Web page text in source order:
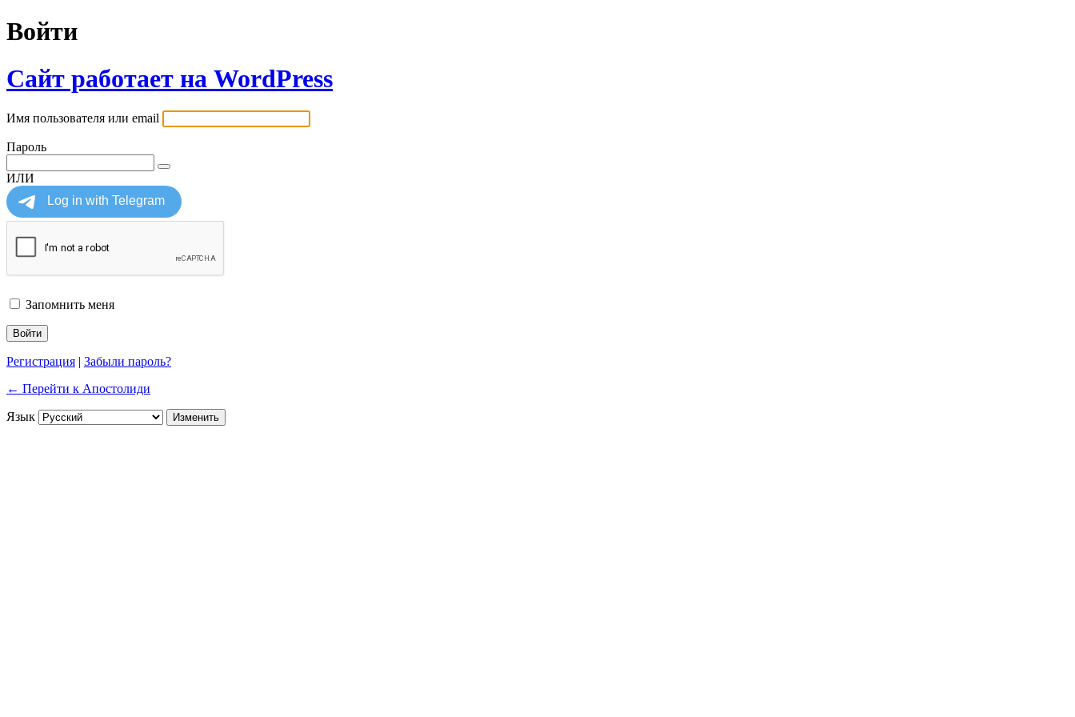
Войти
Сайт работает на WordPress
Имя пользователя или email
Пароль
ИЛИ
Запомнить меня
Регистрация | Забыли пароль?
← Перейти к Апостолиди
Язык